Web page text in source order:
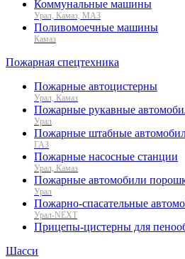
Коммунальные машины
Урал, Камаз, МАЗ
Поливомоечные машины
Камаз
Пожарная спецтехника
Пожарные автоцистерны
Урал, Камаз
Пожарные рукавные
Урал
Пожарные штабные
ГАЗ
Пожарные насосные станции
Урал, Камаз
Пожарные автомобили
Урал
Пожарно-спасательные
Урал-NEXT
Прицепы-цистерны для
Шасси